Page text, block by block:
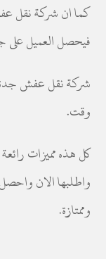
كما ان شركة نقل
فيحصل العميل على
وقت.
كل هذه مميزات
واطلبها الان
وممتازة.